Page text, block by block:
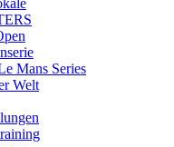
Mans Series
Welt